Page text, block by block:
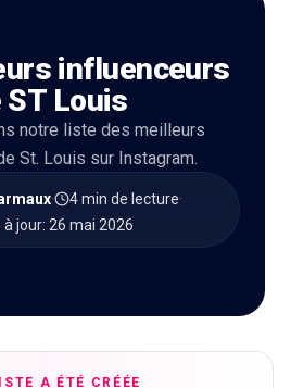
influenceurs
ST Louis
notre liste des meilleurs
St. Louis sur Instagram.
· 4 min de lecture·
à jour: 26 mai 2026
A ÉTÉ CRÉÉE